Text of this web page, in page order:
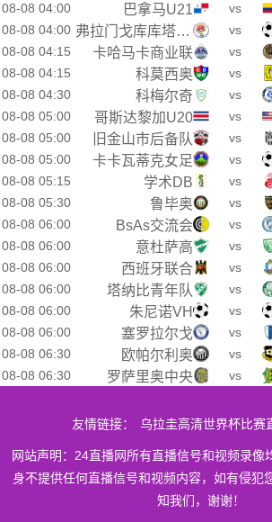
08-08 04:00 巴拿马U21 vs
08-08 04:00 弗拉门戈库库塔U19 vs
08-08 04:15 卡哈马卡商业联 vs
08-08 04:15 科莫西奥 vs
08-08 04:30 科梅尔奇 vs
08-08 05:00 哥斯达黎加U20 vs
08-08 05:00 旧金山市后备队 vs
08-08 05:00 卡卡瓦蒂克女足 vs
08-08 05:15 学术DB vs
08-08 05:30 鲁毕奥 vs
08-08 06:00 BsAs交流会 vs
08-08 06:00 意杜萨高 vs
08-08 06:00 西班牙联合 vs
08-08 06:00 塔纳比青年队 vs
08-08 06:00 朱尼诺VH vs
08-08 06:00 塞罗拉尔戈 vs
08-08 06:30 欧帕尔利奥 vs
08-08 06:30 罗萨里奥中央 vs
友情链接： 乌拉圭高清世界杯比赛
网站声明：24直播网所有直播信号和视频录像
身不提供任何直播信号和视频内容，如有侵犯
知我们，谢谢！